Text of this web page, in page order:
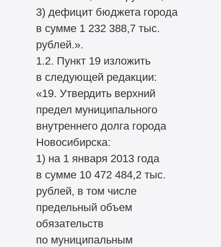
3) дефицит бюджета города
в сумме 1 232 388,7 тыс.
рублей.».
1.2. Пункт 19 изложить
в следующей редакции:
«19. Утвердить верхний
предел муниципального
внутреннего долга города
Новосибирска:
1) на 1 января 2013 года
в сумме 10 472 484,2 тыс.
рублей, в том числе
предельный объем
обязательств
по муниципальным